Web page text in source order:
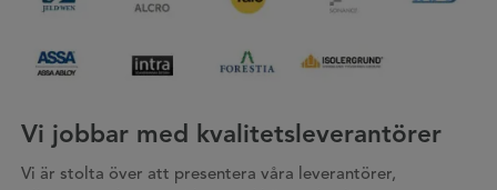
Vi jobbar med kvalitetsleverantörer
Vi är stolta över att presentera våra leverantörer,